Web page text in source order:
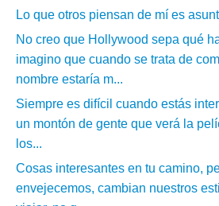
Lo que otros piensan de mí es
No creo que Hollywood sepa qué
imagino que cuando se trata de
nombre estaría m...
Siempre es difícil cuando estás
un montón de gente que verá la
los...
Cosas interesantes en tu camino,
envejecemos, cambian nuestros